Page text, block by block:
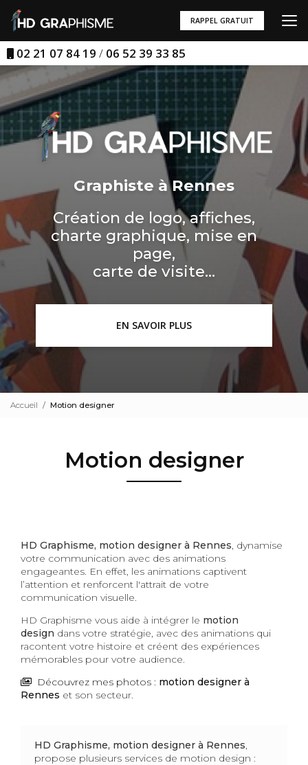
au
contenu
principal
02 21 07 84 19 / 06 52 39 33 85
RAPPEL GRATUIT
Graphiste à Rennes
Création de logo, affiches,
charte graphique, mise en
page,
carte de visite...
EN SAVOIR PLUS
Accueil Motion designer
Motion designer
HD Graphisme, motion designer à Rennes, dynamise
votre communication avec des animations
engageantes. En effet, les animations captivent
l’attention et renforcent l'attrait de votre
communication visuelle.
HD Graphisme vous aide à intégrer le motion
design dans votre stratégie, avec des animations qui
racontent votre histoire et créent des expériences
mémorables pour votre audience.
Découvrez mes photos : motion designer à
Rennes et son secteur.
HD Graphisme, motion designer à Rennes,
propose plusieurs services de motion design :